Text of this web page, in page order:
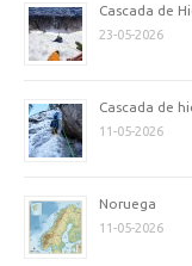
Cascada de
23-05-2026
Cascada de
11-05-2026
Noruega
11-05-2026